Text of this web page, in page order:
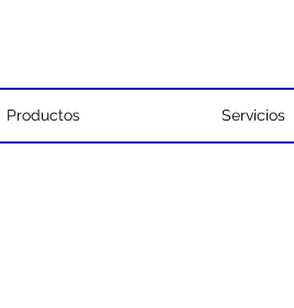
Productos Servicios